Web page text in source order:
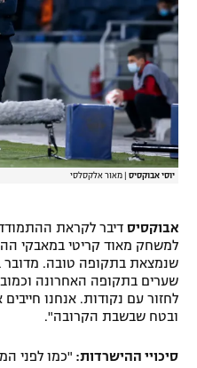
המגזין
יוסי אבוקסיס מאור אלקסלסי
אבוקסיס דיבר לקראת
למשחק מאוד קריטי במאבקי
שנמצאת בתקופה טובה.
שערים בתקופה האחרונה
לחזור עם נקודות. אנחנו
ובטח שבשבת הקרובה".
סיכויי ההישרדות: "כמו לפני